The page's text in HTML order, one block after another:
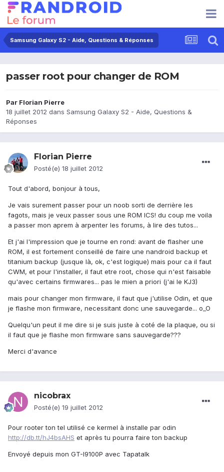
Samsung Galaxy S2 - Aide, Questions & Réponses
passer root pour changer de ROM
Par Florian Pierre
18 juillet 2012 dans Samsung Galaxy S2 - Aide, Questions &
Réponses
Florian Pierre
Posté(e) 18 juillet 2012
Tout d'abord, bonjour à tous,
Je vais surement passer pour un noob sorti de derrière les
fagots, mais je veux passer sous une ROM ICS! du coup me voila
a passer mon aprem à arpenter les forums, à lire des tutos...
Et j'ai l'impression que je tourne en rond: avant de flasher une
ROM, il est fortement conseillé de faire une nandroid backup et
titanium backup (jusque là, ok, c'est logique) mais pour ca il faut
CWM, et pour l'installer, il faut etre root, chose qui n'est faisable
qu'avec certains firmwares... pas le mien a priori (j'ai le KJ3)
mais pour changer mon firmware, il faut que j'utilise Odin, et que
je flashe mon firmware, necessitant donc une sauvegarde... o_O
Quelqu'un peut il me dire si je suis juste à coté de la plaque, ou si
il faut que je flashe mon firmware sans sauvegarde???
Merci d'avance
nicobrax
Posté(e) 19 juillet 2012
Pour rooter ton tel utilisé ce kermel à installe par odin
http://db.tt/hJ4bsAHS et après tu pourra faire ton backup
Envoyé depuis mon GT-I9100P avec Tapatalk